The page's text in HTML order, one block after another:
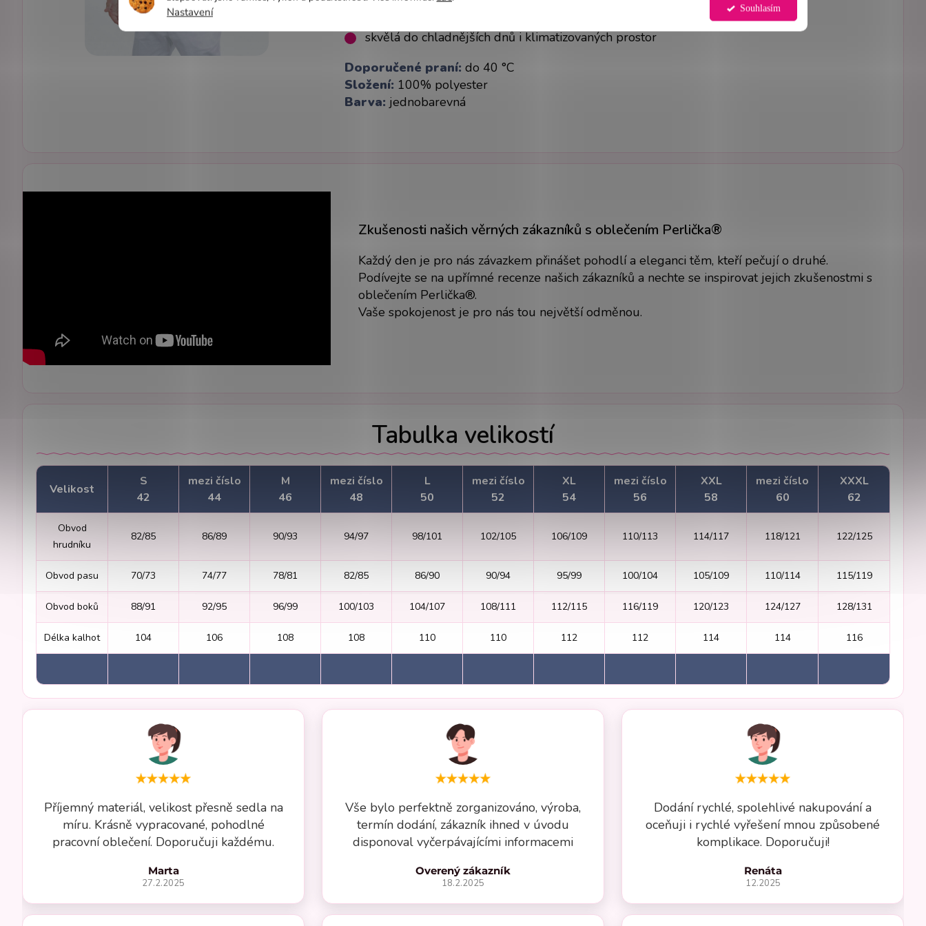
Nastavení Souhlasím
skvělá do chladnějších dnů i klimatizovaných prostor
Doporučené praní: do 40 °C
Složení: 100% polyester
Barva: jednobarevná
Zkušenosti našich věrných zákazníků s oblečením Perlička®
Každý den je pro nás závazkem přinášet pohodlí a eleganci těm, kteří pečují o druhé.
Podívejte se na upřímné recenze našich zákazníků a nechte se inspirovat jejich zkušenostmi s
oblečením Perlička®.
Vaše spokojenost je pro nás tou největší odměnou.
Tabulka velikostí
Velikost
S
42
mezi číslo
44
M
46
mezi číslo
48
L
50
mezi číslo
52
XL
54
mezi číslo
56
XXL
58
mezi číslo
60
XXXL
62
Obvod
hrudníku
82/85 86/89 90/93 94/97 98/101 102/105 106/109 110/113 114/117 118/121 122/125
Obvod pasu 70/73 74/77 78/81 82/85 86/90 90/94 95/99 100/104 105/109 110/114 115/119
Obvod boků 88/91 92/95 96/99 100/103 104/107 108/111 112/115 116/119 120/123 124/127 128/131
Délka kalhot 104 106 108 108 110 110 112 112 114 114 116
Příjemný materiál, velikost přesně sedla na
míru. Krásně vypracované, pohodlné
pracovní oblečení. Doporučuji každému.
Marta
27.2.2025
Vše bylo perfektně zorganizováno, výroba,
termín dodání, zákazník ihned v úvodu
disponoval vyčerpávajícími informacemi
Overený zákazník
18.2.2025
Dodání rychlé, spolehlivé nakupování a
oceňuji i rychlé vyřešení mnou způsobené
komplikace. Doporučuji!
Renáta
12.2025